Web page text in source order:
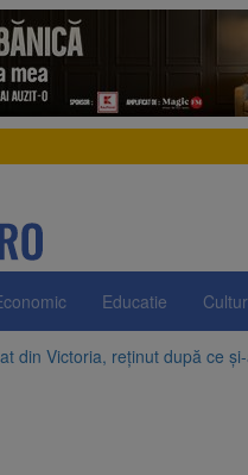
Educatie
din Victoria, reținut după ce
atelajului i-au condus pe
a lansat platforma suspeND.ro